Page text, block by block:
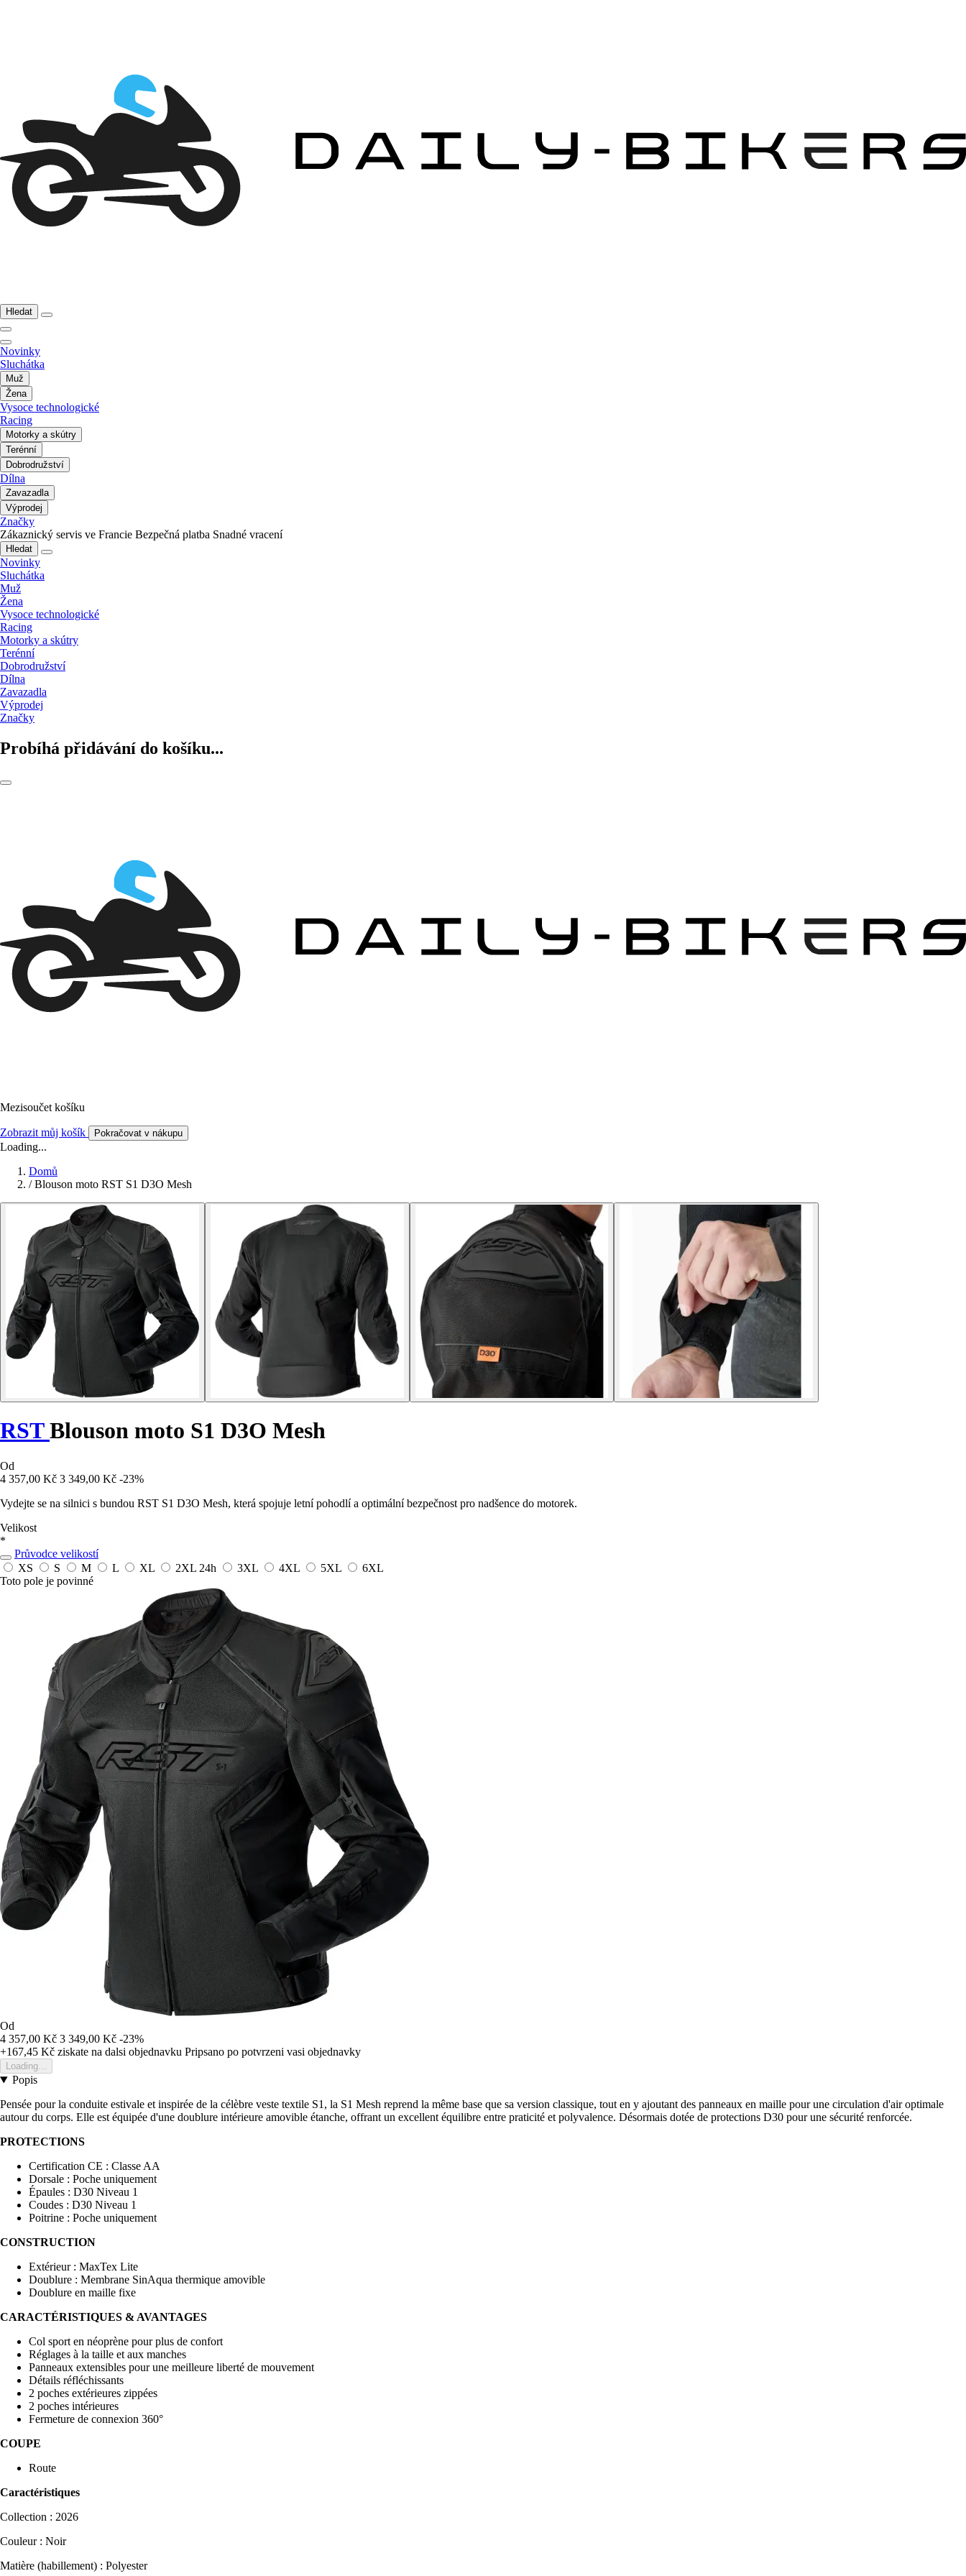
Hledat
Novinky
Sluchátka
Muž
Žena
Vysoce technologické
Racing
Motorky a skútry
Terénní
Dobrodružství
Dílna
Zavazadla
Výprodej
Značky
Zákaznický servis ve Francie Bezpečná platba Snadné vracení
Hledat
Novinky
Sluchátka
Muž
Žena
Vysoce technologické
Racing
Motorky a skútry
Terénní
Dobrodružství
Dílna
Zavazadla
Výprodej
Značky
Probíhá přidávání do košíku...
Mezisoučet košíku
Zobrazit můj košík Pokračovat v nákupu
Loading...
Domů
/ Blouson moto RST S1 D3O Mesh
RSTBlouson moto S1 D3O Mesh
Od
4 357,00 Kč 3 349,00 Kč -23%
Vydejte se na silnici s bundou RST S1 D3O Mesh, která spojuje letní pohodlí a optimální bezpečnost pro nadšence do motorek.
Velikost
*
Průvodce velikostí
XS
S M L XL 2XL 24h 3XL 4XL 5XL
6XL
Toto pole je povinné
Od
4 357,00 Kč 3 349,00 Kč -23%
+167,45 Kč ziskate na dalsi objednavku Pripsano po potvrzeni vasi objednavky
Loading...
Popis
Pensée pour la conduite estivale et inspirée de la célèbre veste textile S1, la S1 Mesh reprend la même base que sa version classique, tout en y ajoutant des panneaux en maille pour une circulation d'air optimale
autour du corps. Elle est équipée d'une doublure intérieure amovible étanche, offrant un excellent équilibre entre praticité et polyvalence. Désormais dotée de protections D30 pour une sécurité renforcée.
PROTECTIONS
Certification CE : Classe AA
Dorsale : Poche uniquement
Épaules : D30 Niveau 1
Coudes : D30 Niveau 1
Poitrine : Poche uniquement
CONSTRUCTION
Extérieur : MaxTex Lite
Doublure : Membrane SinAqua thermique amovible
Doublure en maille fixe
CARACTÉRISTIQUES & AVANTAGES
Col sport en néoprène pour plus de confort
Réglages à la taille et aux manches
Panneaux extensibles pour une meilleure liberté de mouvement
Détails réfléchissants
2 poches extérieures zippées
2 poches intérieures
Fermeture de connexion 360°
COUPE
Route
Caractéristiques
Collection : 2026
Couleur : Noir
Matière (habillement) : Polyester